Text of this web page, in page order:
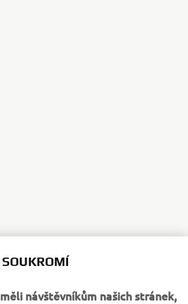
návštěvníkům našich stránek,